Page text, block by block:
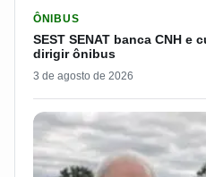
ÔNIBUS
SEST SENAT banca CNH e
dirigir ônibus
3 de agosto de 2026